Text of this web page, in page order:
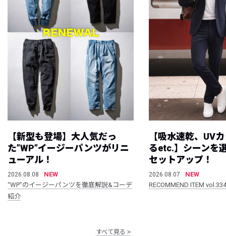
【新型も登場】大人気だっ
た”WP”イージーパンツがリニ
ューアル！
2026.08.08
NEW
“WP”のイージーパンツを徹底解説&コーデ
紹介
【吸水速乾、UV
るetc.】シーンを
セットアップ！
2026.08.07
NEW
RECOMMEND ITEM vol.334
すべて見る